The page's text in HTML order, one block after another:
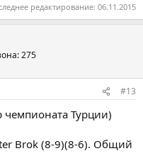
редактирование: 06.11.2015
275
#13
чемпионата Турции)
Brok (8-9)(8-6). Общий